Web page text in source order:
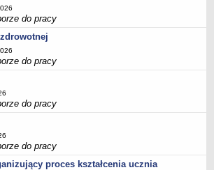
do pracy
do pracy
do pracy
do pracy
proces kształcenia ucznia